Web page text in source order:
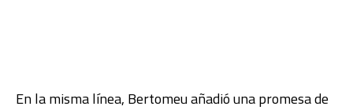
En la misma línea, Bertomeu añadió una promesa de